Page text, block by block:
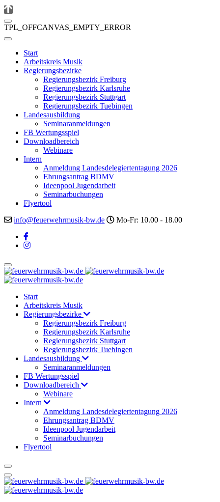
TPL_OFFCANVAS_EMPTY_ERROR
Start
Arbeitskreis Musik
Regierungsbezirke
Regierungsbezirk Freiburg
Regierungsbezirk Karlsruhe
Regierungsbezirk Stuttgart
Regierungsbezirk Tuebingen
Landesausbildung
Seminaranmeldungen
FB Wertungsspiel
Downloadbereich
Webinare
Intern
Anmeldung Landesdelegiertentagung 2026
Ehrungsantrag BDMV
Ideenpool Jugendarbeit
Seminarbuchungen
Flyertool
info@feuerwehrmusik-bw.de
Mo-Fr: 10.00 - 18.00
Start
Arbeitskreis Musik
Regierungsbezirke
Regierungsbezirk Freiburg
Regierungsbezirk Karlsruhe
Regierungsbezirk Stuttgart
Regierungsbezirk Tuebingen
Landesausbildung
Seminaranmeldungen
FB Wertungsspiel
Downloadbereich
Webinare
Intern
Anmeldung Landesdelegiertentagung 2026
Ehrungsantrag BDMV
Ideenpool Jugendarbeit
Seminarbuchungen
Flyertool